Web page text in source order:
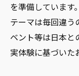
を準備しています。
テーマは毎回違う
ベント等は日本と
実体験に基づいた